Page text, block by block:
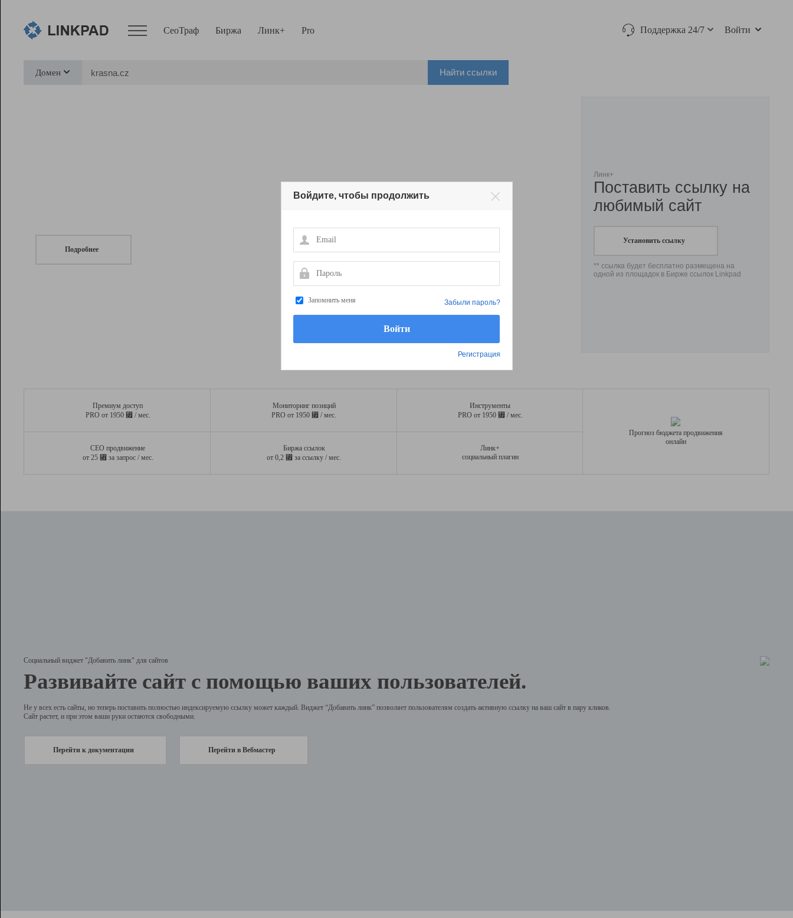
СеоТраф Биржа Линк+ Pro Поддержка 24/7 Войти
Домен Найти ссылки
Подробнее
Линк+
Поставить ссылку на
любимый сайт
Установить ссылку
** ссылка будет бесплатно размещена на
одной из площадок в Бирже ссылок Linkpad
Премиум доступ
PRO от 1950 ⃏ / мес.
Мониторинг позиций
PRO от 1950 ⃏ / мес.
Инструменты
PRO от 1950 ⃏ / мес.
СЕО продвижение
от 25 ⃏ за запрос / мес.
Биржа ссылок
от 0,2 ⃏ за ссылку / мес.
Линк+
социальный плагин
Прогноз бюджета продвижения
онлайн
Социальный виджет "Добавить линк" для сайтов
Развивайте сайт с помощью ваших пользователей.
Не у всех есть сайты, но теперь поставить полностью индексируемую ссылку может каждый. Виджет “Добавить линк” позволяет пользователям создать активную ссылку на ваш сайт в пару кликов.
Сайт растет, и при этом ваши руки остаются свободными.
Перейти к документации Перейти в Вебмастер
Войдите, чтобы продолжить
Email
Пароль
Запомнить меня
Регистрация
Забыли пароль?